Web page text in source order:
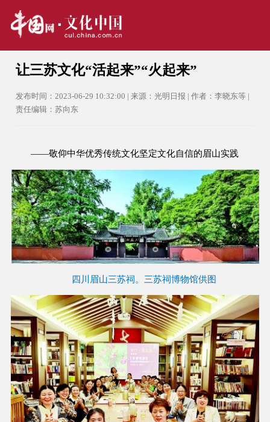
让三苏文化“活起来”“火起来”
发布时间：2023-06-29 10:32:00 | 来源：光明日报 | 作者：李晓东等 |
责任编辑：苏向东
——敬仰中华优秀传统文化坚定文化自信的眉山实践
四川眉山三苏祠。三苏祠博物馆供图